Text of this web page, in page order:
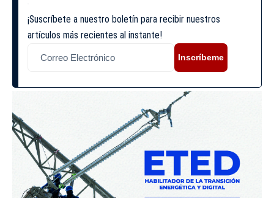
¡Suscríbete a nuestro boletín para recibir nuestros
artículos más recientes al instante!
Inscríbeme